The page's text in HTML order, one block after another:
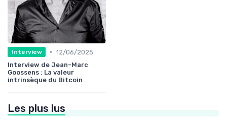
Interview • 12/06/2025
Interview de Jean-Marc
Goossens : La valeur
intrinsèque du Bitcoin
Les plus lus